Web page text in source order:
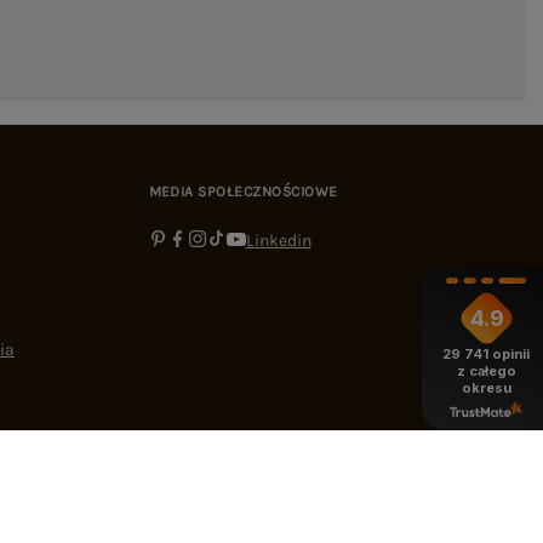
MEDIA SPOŁECZNOŚCIOWE
Linkedin
4.9
29 741 opinii
z całego
okresu